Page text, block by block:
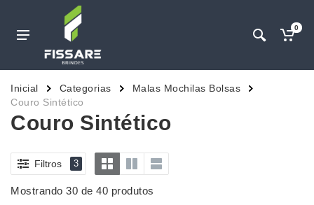
0
Inicial Categorias
Malas Mochilas Bolsas
Couro Sintético
Couro Sintético
Filtros 3
Mostrando 30 de 40 produtos